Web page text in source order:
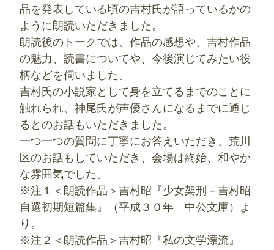
品を発表している頃の吉村氏が語っているかの
ように朗読いただきました。
朗読後のトークでは、作品の感想や、吉村作品
の魅力、読書についてや、今後演じてみたい役
柄などを伺いました。
吉村氏の小説家として身を立てるまでのことに
触れられ、神尾氏が声優さんになるまでに通じ
るとのお話もいただきました。
一つ一つの質問に丁寧にお答えいただき、荒川
区のお話もしていただき、会場は終始、和やか
な雰囲気でした。
※注１＜朗読作品＞吉村昭『少女架刑－吉村昭
自選初期短篇集』（‎平成３０年 中公文庫）よ
り。
※注２＜朗読作品＞吉村昭『私の文学漂流』